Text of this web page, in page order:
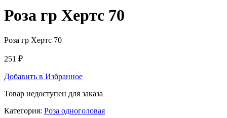
Роза гр Хертс 70
Роза гр Хертс 70
251 ₽
Добавить в Избранное
Товар недоступен для заказа
Категория: Роза одноголовая